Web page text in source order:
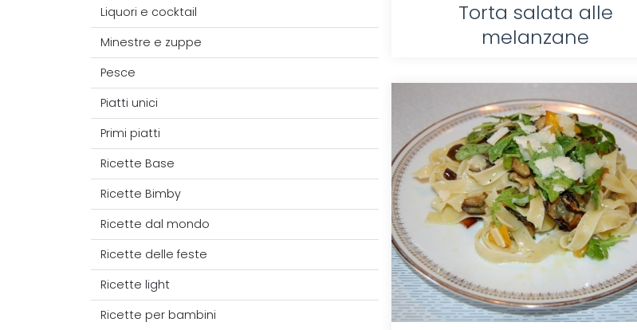
Liquori e cocktail
Minestre e zuppe
Pesce
Piatti unici
Primi piatti
Ricette Base
Ricette Bimby
Ricette dal mondo
Ricette delle feste
Ricette light
Ricette per bambini
Torta salata alle
melanzane